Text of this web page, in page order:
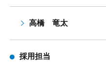
高橋 竜太
採用担当